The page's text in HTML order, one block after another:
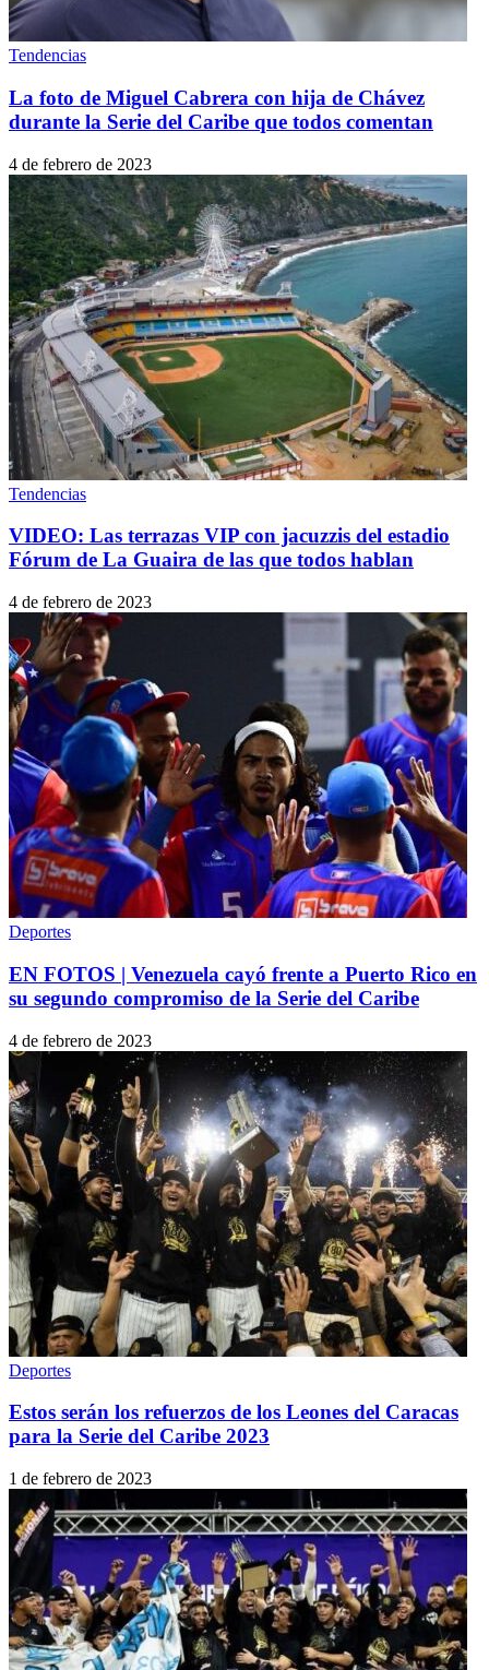
Tendencias
La foto de Miguel Cabrera con hija de Chávez
durante la Serie del Caribe que todos comentan
4 de febrero de 2023
Tendencias
VIDEO: Las terrazas VIP con jacuzzis del estadio
Fórum de La Guaira de las que todos hablan
4 de febrero de 2023
Deportes
EN FOTOS | Venezuela cayó frente a Puerto Rico en
su segundo compromiso de la Serie del Caribe
4 de febrero de 2023
Deportes
Estos serán los refuerzos de los Leones del Caracas
para la Serie del Caribe 2023
1 de febrero de 2023